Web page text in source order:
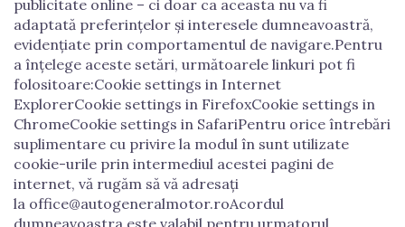
publicitate online – ci doar ca aceasta nu va fi
adaptată preferințelor și interesele dumneavoastră,
evidențiate prin comportamentul de navigare.Pentru
a înțelege aceste setări, următoarele linkuri pot fi
folositoare:Cookie settings in Internet
ExplorerCookie settings in FirefoxCookie settings in
ChromeCookie settings in SafariPentru orice întrebări
suplimentare cu privire la modul în sunt utilizate
cookie-urile prin intermediul acestei pagini de
internet, vă rugăm să vă adresați
la office@autogeneralmotor.roAcordul